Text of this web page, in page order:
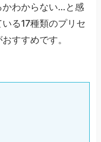
かわからない…と感
る17種類のプリセ
すすめです。